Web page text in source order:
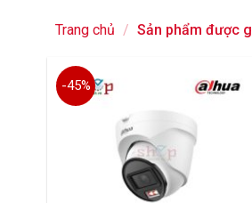
Trang chủ / Sản phẩm được
-45%